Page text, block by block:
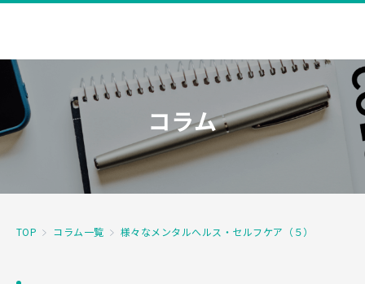
コラム
TOP コラム一覧 様々なメンタルへルス・セルフケア（５）